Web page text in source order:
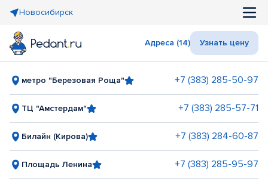
Новосибирск
Адреса (14) Узнать цену
метро "Березовая Роща" +7 (383) 285-50-97
ТЦ "Амстердам" +7 (383) 285-57-71
Билайн (Кирова) +7 (383) 284-60-87
Площадь Ленина +7 (383) 285-95-97